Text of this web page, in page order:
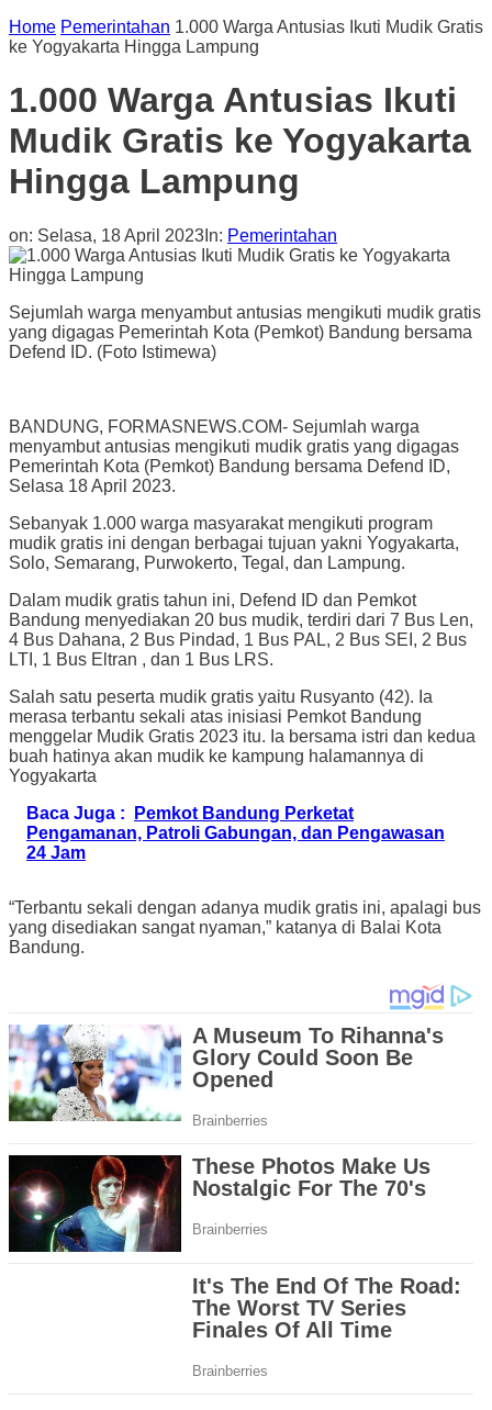
Home Pemerintahan 1.000 Warga Antusias Ikuti Mudik Gratis
ke Yogyakarta Hingga Lampung
1.000 Warga Antusias Ikuti
Mudik Gratis ke Yogyakarta
Hingga Lampung
on: Selasa, 18 April 2023 In: Pemerintahan
Sejumlah warga menyambut antusias mengikuti mudik gratis
yang digagas Pemerintah Kota (Pemkot) Bandung bersama
Defend ID. (Foto Istimewa)
BANDUNG, FORMASNEWS.COM- Sejumlah warga
menyambut antusias mengikuti mudik gratis yang digagas
Pemerintah Kota (Pemkot) Bandung bersama Defend ID,
Selasa 18 April 2023.
Sebanyak 1.000 warga masyarakat mengikuti program
mudik gratis ini dengan berbagai tujuan yakni Yogyakarta,
Solo, Semarang, Purwokerto, Tegal, dan Lampung.
Dalam mudik gratis tahun ini, Defend ID dan Pemkot
Bandung menyediakan 20 bus mudik, terdiri dari 7 Bus Len,
4 Bus Dahana, 2 Bus Pindad, 1 Bus PAL, 2 Bus SEI, 2 Bus
LTI, 1 Bus Eltran , dan 1 Bus LRS.
Salah satu peserta mudik gratis yaitu Rusyanto (42). Ia
merasa terbantu sekali atas inisiasi Pemkot Bandung
menggelar Mudik Gratis 2023 itu. Ia bersama istri dan kedua
buah hatinya akan mudik ke kampung halamannya di
Yogyakarta
Baca Juga :
Pemkot Bandung Perketat
Pengamanan, Patroli Gabungan, dan Pengawasan
24 Jam
“Terbantu sekali dengan adanya mudik gratis ini, apalagi bus
yang disediakan sangat nyaman,” katanya di Balai Kota
Bandung.